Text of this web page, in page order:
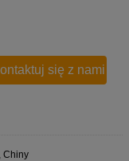
się z nami
Chiny